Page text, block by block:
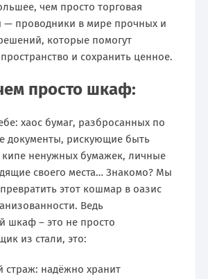
чем просто торговая
проводники в мире прочных и
которые помогут
и сохранить ценное.
просто шкаф:
хаос бумаг, разбросанных по
документы, рискующие быть
ненужных бумажек, личные
своего места… Знакомо? Мы
этот кошмар в оазис
Ведь
шкаф – это не просто
из стали, это:
страж: надёжно хранит